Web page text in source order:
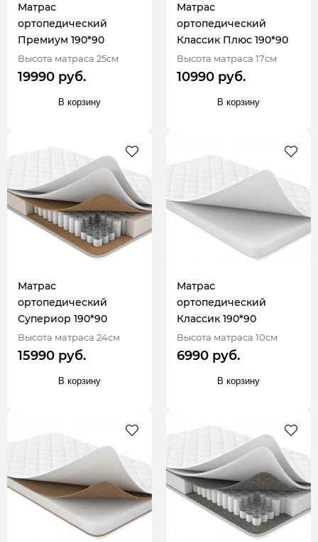
Матрас
ортопедический
Премиум 190*90
Высота матраса 25см
19990 руб.
В корзину
Матрас
ортопедический
Классик Плюс 190*90
Высота матраса 17см
10990 руб.
В корзину
Матрас
ортопедический
Супериор 190*90
Высота матраса 24см
15990 руб.
В корзину
Матрас
ортопедический
Классик 190*90
Высота матраса 10см
6990 руб.
В корзину